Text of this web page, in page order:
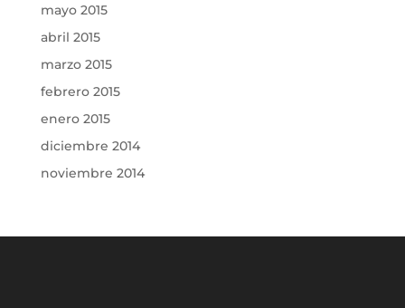
mayo 2015
abril 2015
marzo 2015
febrero 2015
enero 2015
diciembre 2014
noviembre 2014